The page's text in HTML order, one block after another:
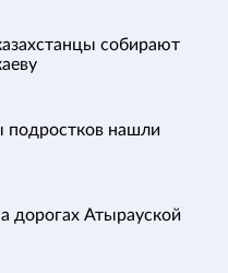
собирают
подростков нашли
дорогах Атырауской